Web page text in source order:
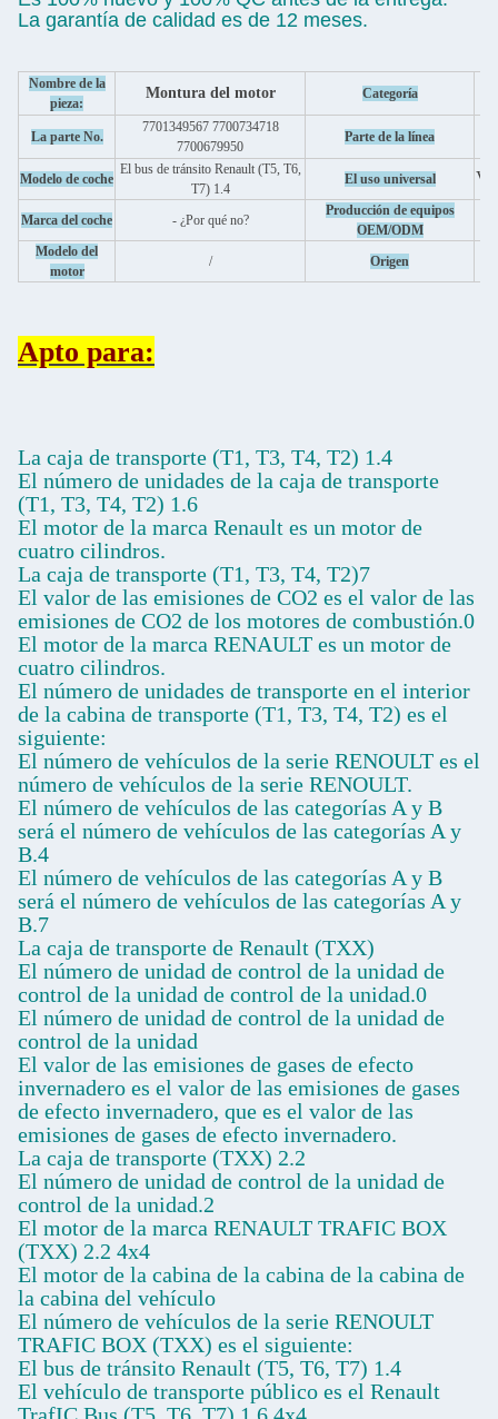
La garantía de calidad es de 12 meses.
Nombre de la
pieza:
Montura del motor Categoría
La parte No.
7701349567 7700734718
7700679950
Parte de la línea
Modelo de coche
El bus de tránsito Renault (T5, T6,
T7) 1.4
El uso universal
Marca del coche - ¿Por qué no?
Producción de equipos
OEM/ODM
Modelo del
motor
/ Origen
Apto para:
La caja de transporte (T1, T3, T4, T2) 1.4
El número de unidades de la caja de transporte
(T1, T3, T4, T2) 1.6
El motor de la marca Renault es un motor de
cuatro cilindros.
La caja de transporte (T1, T3, T4, T2)7
El valor de las emisiones de CO2 es el valor de las
emisiones de CO2 de los motores de combustión.0
El motor de la marca RENAULT es un motor de
cuatro cilindros.
El número de unidades de transporte en el interior
de la cabina de transporte (T1, T3, T4, T2) es el
siguiente:
El número de vehículos de la serie RENOULT es el
número de vehículos de la serie RENOULT.
El número de vehículos de las categorías A y B
será el número de vehículos de las categorías A y
B.4
El número de vehículos de las categorías A y B
será el número de vehículos de las categorías A y
B.7
La caja de transporte de Renault (TXX)
El número de unidad de control de la unidad de
control de la unidad de control de la unidad.0
El número de unidad de control de la unidad de
control de la unidad
El valor de las emisiones de gases de efecto
invernadero es el valor de las emisiones de gases
de efecto invernadero, que es el valor de las
emisiones de gases de efecto invernadero.
La caja de transporte (TXX) 2.2
El número de unidad de control de la unidad de
control de la unidad.2
El motor de la marca RENAULT TRAFIC BOX
(TXX) 2.2 4x4
El motor de la cabina de la cabina de la cabina de
la cabina del vehículo
El número de vehículos de la serie RENOULT
TRAFIC BOX (TXX) es el siguiente:
El bus de tránsito Renault (T5, T6, T7) 1.4
El vehículo de transporte público es el Renault